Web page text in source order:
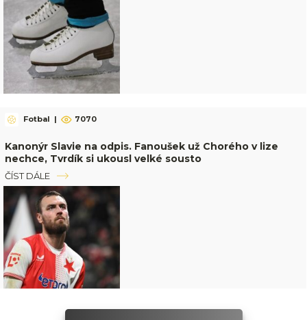
Fotbal | 7070
Kanonýr Slavie na odpis. Fanoušek už Chorého v lize
nechce, Tvrdík si ukousl velké sousto
ČÍST DÁLE